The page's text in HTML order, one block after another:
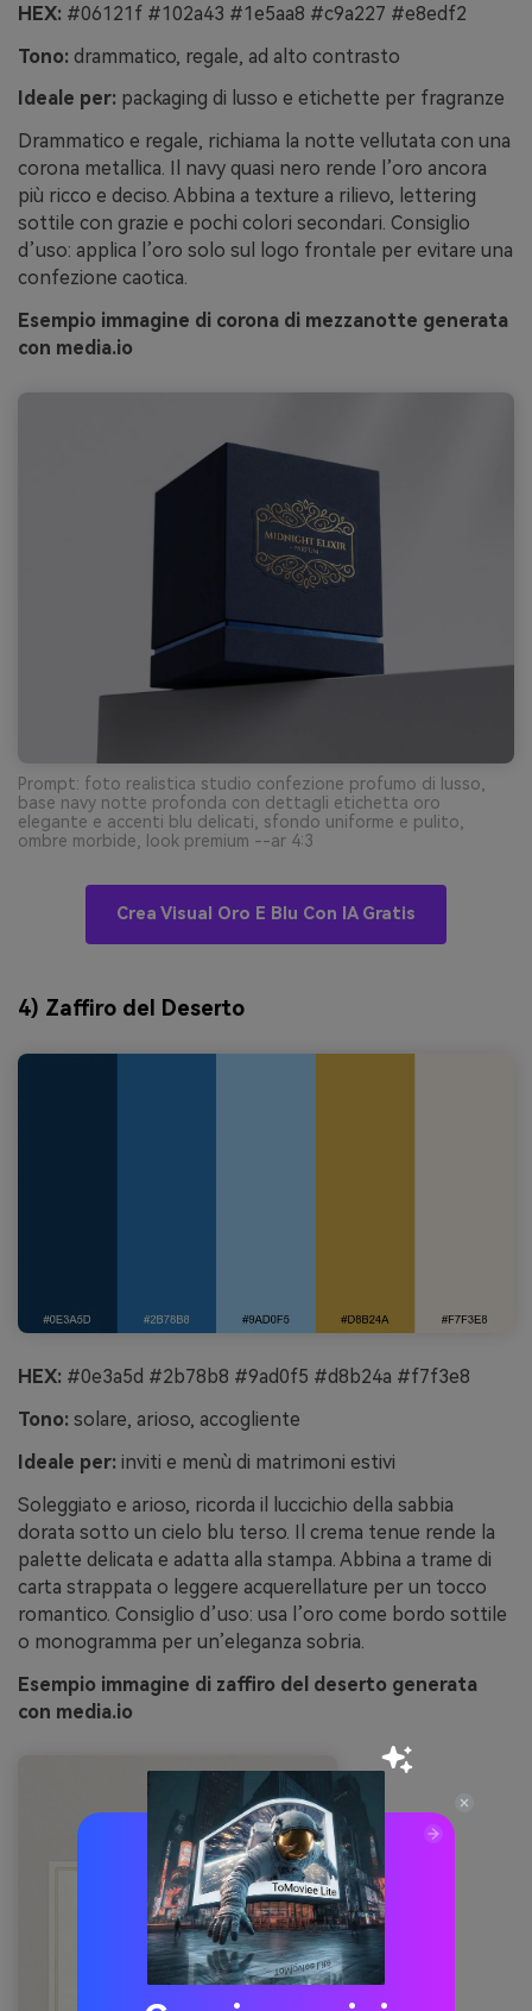
HEX: #06121f #102a43 #1e5aa8 #c9a227 #e8edf2
Tono: drammatico, regale, ad alto contrasto
Ideale per: packaging di lusso e etichette per fragranze
Drammatico e regale, richiama la notte vellutata con una
corona metallica. Il navy quasi nero rende l’oro ancora
più ricco e deciso. Abbina a texture a rilievo, lettering
sottile con grazie e pochi colori secondari. Consiglio
d’uso: applica l’oro solo sul logo frontale per evitare una
confezione caotica.
Esempio immagine di corona di mezzanotte generata
con media.io
Prompt: foto realistica studio confezione profumo di lusso,
base navy notte profonda con dettagli etichetta oro
elegante e accenti blu delicati, sfondo uniforme e pulito,
ombre morbide, look premium --ar 4:3
Crea Visual Oro E Blu Con IA Gratis
4) Zaffiro del Deserto
HEX: #0e3a5d #2b78b8 #9ad0f5 #d8b24a #f7f3e8
Tono: solare, arioso, accogliente
Ideale per: inviti e menù di matrimoni estivi
Soleggiato e arioso, ricorda il luccichio della sabbia
dorata sotto un cielo blu terso. Il crema tenue rende la
palette delicata e adatta alla stampa. Abbina a trame di
carta strappata o leggere acquerellature per un tocco
romantico. Consiglio d’uso: usa l’oro come bordo sottile
o monogramma per un’eleganza sobria.
Esempio immagine di zaffiro del deserto generata
con media.io